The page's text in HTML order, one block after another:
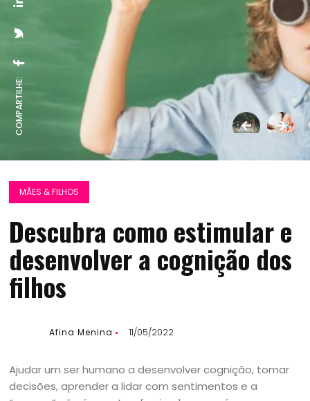
COMPARTILHE:
MÃES & FILHOS
Descubra como estimular e
desenvolver a cognição dos
filhos
Afina Menina 11/05/2022
Ajudar um ser humano a desenvolver cognição, tomar
decisões, aprender a lidar com sentimentos e a